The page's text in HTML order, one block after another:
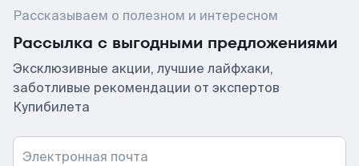
Рассказываем о полезном и интересном
Рассылка с выгодными предложениями
Эксклюзивные акции, лучшие лайфхаки,
заботливые рекомендации от экспертов
Купибилета
Электронная почта